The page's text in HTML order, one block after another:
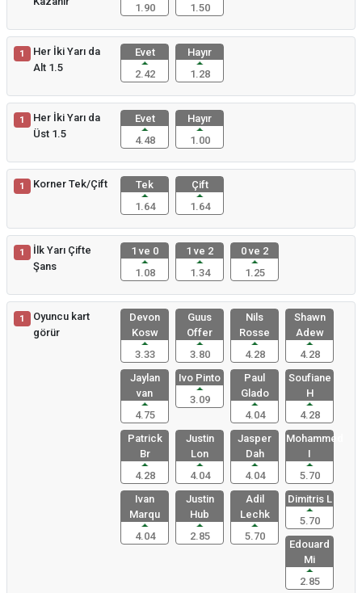
1.90 1.50
1
Her İki Yarı da
Alt 1.5
Evet
2.42
Hayır
1.28
1
Her İki Yarı da
Üst 1.5
Evet
4.48
Hayır
1.00
1 Korner Tek/Çift
Tek
1.64
Çift
1.64
1
İlk Yarı Çifte
Şans
1 ve 0
1.08
1 ve 2
1.34
0 ve 2
1.25
1
Oyuncu kart
görür
Devon
Kosw
3.33
Guus
Offer
3.80
Nils
Rosse
4.28
Shawn
Adew
4.28
Jaylan
van
4.75
Ivo Pinto
3.09
Paul
Glado
4.04
Soufiane
H
4.28
Patrick
Br
4.28
Justin
Lon
4.04
Jasper
Dah
4.04
Mohammed
I
5.70
Ivan
Marqu
4.04
Justin
Hub
2.85
Adil
Lechk
5.70
Dimitris L
5.70
Edouard
Mi
2.85